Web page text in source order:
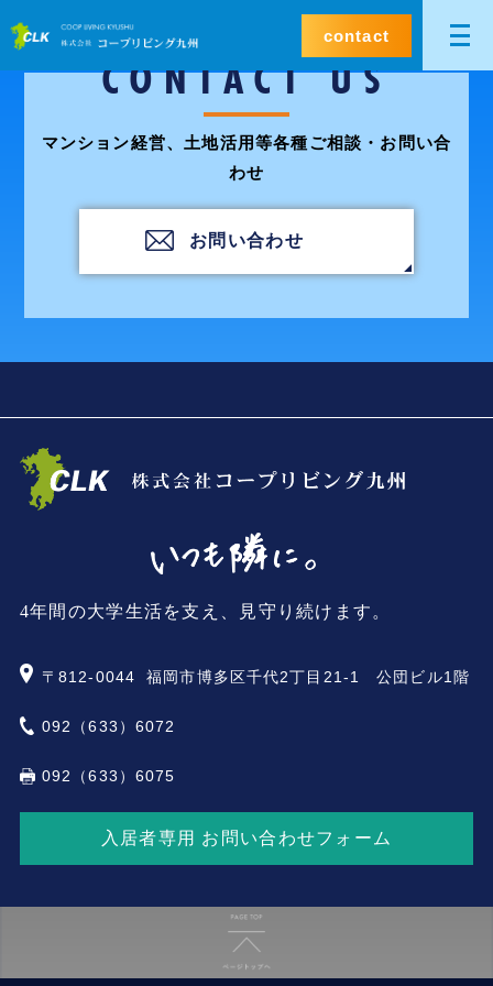
contact
CONTACT US
マンション経営、土地活用等各種ご相談・お問い合
わせ
お問い合わせ
4年間の大学生活を支え、見守り続けます。
〒812-0044 福岡市博多区千代2丁目21-1 公団ビル1階
092（633）6072
092（633）6075
入居者専用 お問い合わせフォーム